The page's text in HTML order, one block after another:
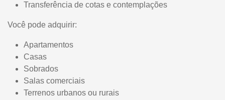
Transferência de cotas e contemplações
Você pode adquirir:
Apartamentos
Casas
Sobrados
Salas comerciais
Terrenos urbanos ou rurais